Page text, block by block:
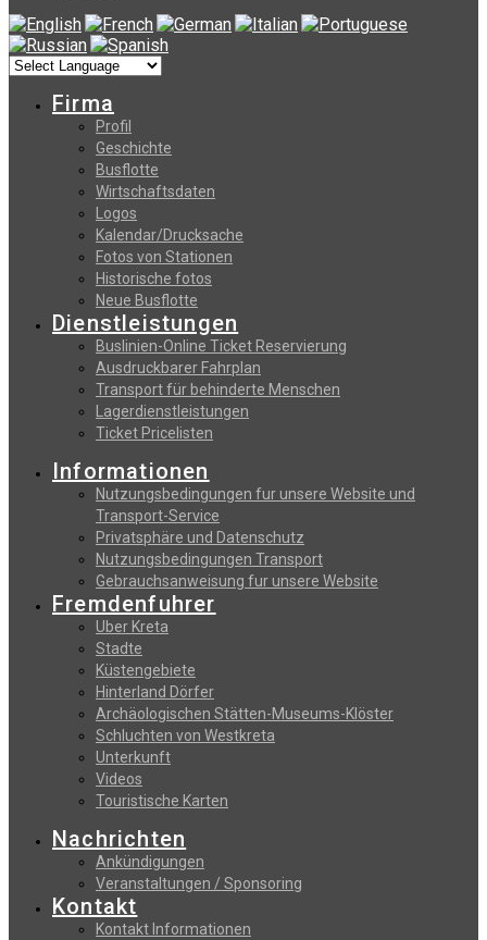
Firma
Profil
Geschichte
Busflotte
Wirtschaftsdaten
Logos
Kalendar/Drucksache
Fotos von Stationen
Historische fotos
Neue Busflotte
Dienstleistungen
Buslinien-Online Ticket Reservierung
Αusdruckbarer Fahrplan
Transport für behinderte Menschen
Lagerdienstleistungen
Ticket Pricelisten
Informationen
Nutzungsbedingungen fur unsere Website und
Transport-Service
Privatsphäre und Datenschutz
Nutzungsbedingungen Transport
Gebrauchsanweisung fur unsere Website
Fremdenfuhrer
Uber Kreta
Stadte
Küstengebiete
Hinterland Dörfer
Archäologischen Stätten-Museums-Klöster
Schluchten von Westkreta
Unterkunft
Videos
Touristische Karten
Nachrichten
Ankündigungen
Veranstaltungen / Sponsoring
Kontakt
Kontakt Informationen